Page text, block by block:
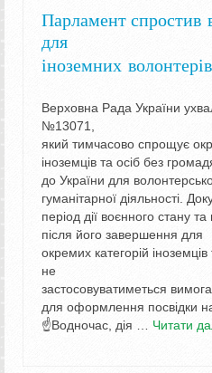
Парламент спростив
для
іноземних
Верховна Рада України
№13071,
який тимчасово спрощує
іноземців та осіб без
до України для
гуманітарної діяльності.
період дії воєнного стану
після його завершення для
окремих категорій
не
застосовуватиметься
для оформлення посвідки
☝Водночас, дія … Читати